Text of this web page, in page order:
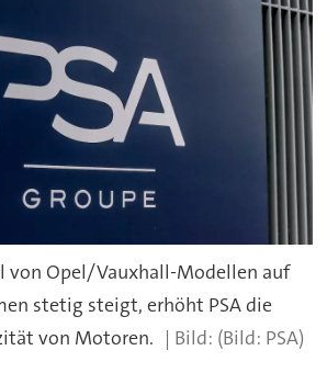
von Opel/Vauxhall-Modellen auf
stetig steigt, erhöht PSA die
von Motoren.
(Bild: PSA)